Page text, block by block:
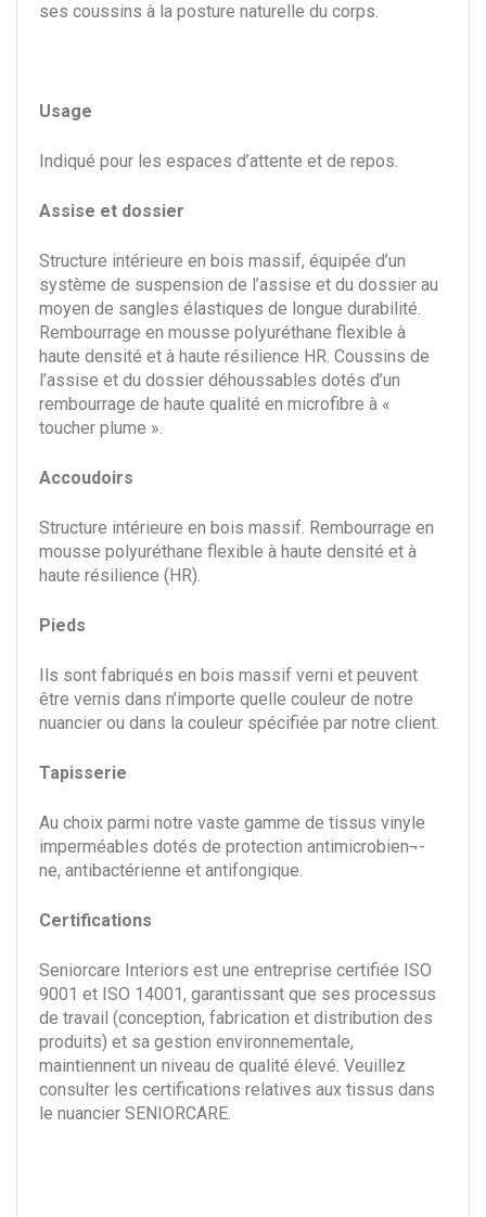
ses coussins à la posture naturelle du corps.
Usage
Indiqué pour les espaces d’attente et de repos.
Assise et dossier
Structure intérieure en bois massif, équipée d’un
système de suspension de l’assise et du dossier au
moyen de sangles élastiques de longue durabilité.
Rembourrage en mousse polyuréthane flexible à
haute densité et à haute résilience HR. Coussins de
l’assise et du dossier déhoussables dotés d’un
rembourrage de haute qualité en microfibre à «
toucher plume ».
Accoudoirs
Structure intérieure en bois massif. Rembourrage en
mousse polyuréthane flexible à haute densité et à
haute résilience (HR).
Pieds
Ils sont fabriqués en bois massif verni et peuvent
être vernis dans n’importe quelle couleur de notre
nuancier ou dans la couleur spécifiée par notre client.
Tapisserie
Au choix parmi notre vaste gamme de tissus vinyle
imperméables dotés de protection antimicrobien¬-
ne, antibactérienne et antifongique.
Certifications
Seniorcare Interiors est une entreprise certifiée ISO
9001 et ISO 14001, garantissant que ses processus
de travail (conception, fabrication et distribution des
produits) et sa gestion environnementale,
maintiennent un niveau de qualité élevé. Veuillez
consulter les certifications relatives aux tissus dans
le nuancier SENIORCARE.